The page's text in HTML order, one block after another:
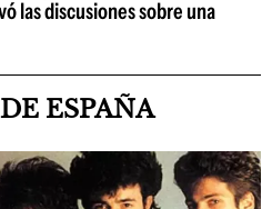
las discusiones sobre una
ESPAÑA